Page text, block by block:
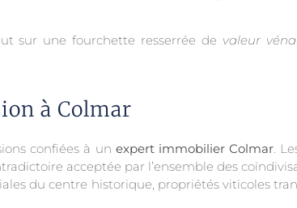
sur une fourchette resserrée de valeur
à Colmar
confiées à un expert immobilier Colmar .
acceptée par l’ensemble des
du centre historique, propriétés viticoles